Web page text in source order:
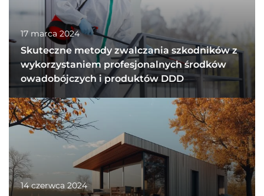
17 marca 2024
Skuteczne metody zwalczania szkodników z
wykorzystaniem profesjonalnych środków
owadobójczych i produktów DDD
14 czerwca 2024